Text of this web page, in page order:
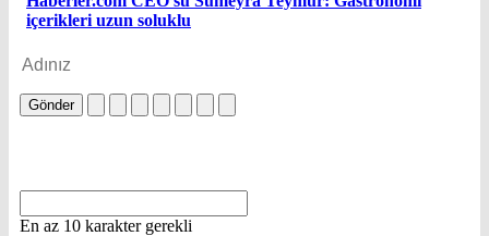
içerikleri uzun soluklu
Gönder
En az 10 karakter gerekli